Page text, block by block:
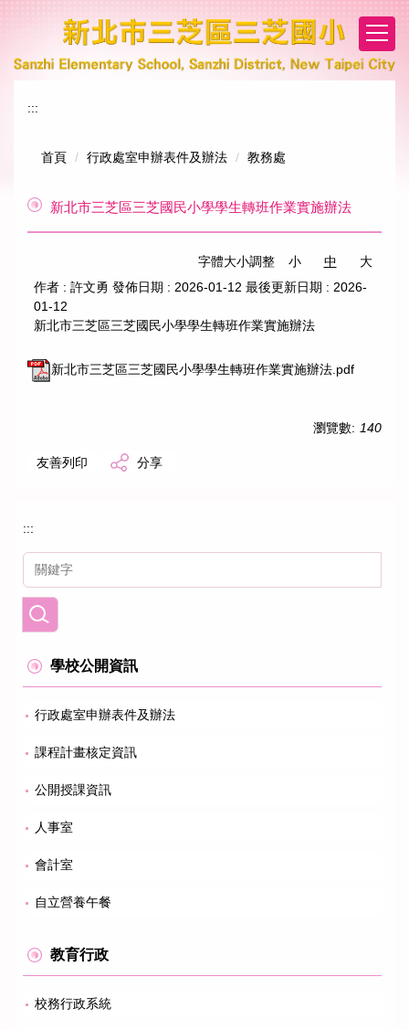
要
:::
首頁 行政處室申辦表件及辦法 教務處
新北市三芝區三芝國民小學學生轉班作業實施辦法
字體大小調整 小 中
大
作者 : 許文勇 發佈日期 : 2026-01-12 最後更新日期 : 2026-
01-12
新北市三芝區三芝國民小學學生轉班作業實施辦法
新北市三芝區三芝國民小學學生轉班作業實施辦法.pdf
瀏覽數: 140
友善列印 分享
:::
學校公開資訊
行政處室申辦表件及辦法
課程計畫核定資訊
公開授課資訊
人事室
會計室
自立營養午餐
教育行政
校務行政系統